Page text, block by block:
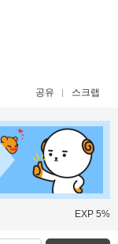
공유 스크랩
EXP 5%